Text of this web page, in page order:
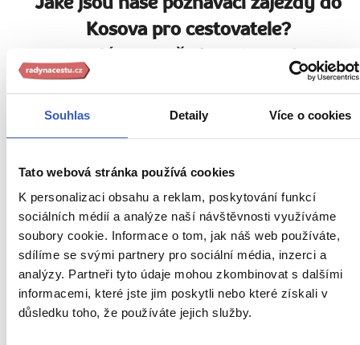
Souhlas Detaily Více o cookies
Tato webová stránka používá cookies
K personalizaci obsahu a reklam, poskytování funkcí
sociálních médií a analýze naší návštěvnosti využíváme
soubory cookie. Informace o tom, jak náš web používáte,
sdílíme se svými partnery pro sociální média, inzerci a
analýzy. Partneři tyto údaje mohou zkombinovat s dalšími
informacemi, které jste jim poskytli nebo které získali v
důsledku toho, že používáte jejich služby.
Jaké jsou naše poznávací zájezdy do
Kosova pro cestovatele?
V malé skupině, do 5-15 osob, s
fundovaným průvodcem po celý zájezd.
Naši průvodci vás zavedou i tam,
kde to jiní neznají